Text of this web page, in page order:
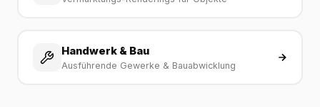
Handwerk & Bau
Ausführende Gewerke & Bauabwicklung